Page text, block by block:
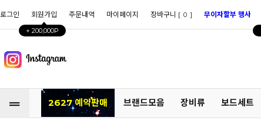
로그인 회원가입
+ 200,000P
주문내역 마이페이지 장바구니 [ 0 ] 무이자할부 행사
2627 예약판매 브랜드모음 장비류 보드세트